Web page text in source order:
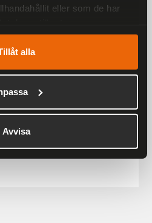
eller som de har
alla
Avvisa